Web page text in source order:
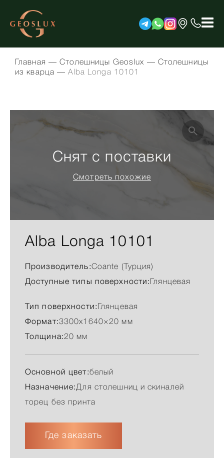
Главная —Столешницы Geoslux — Столешницы
из кварца —Alba Longa 10101
Снят с поставки
Смотреть похожие
Alba Longa 10101
Производитель:Сoante (Турция)
Доступные типы поверхности: Глянцевая
Тип поверхности: Глянцевая
Формат:3300x1640×20 мм
Толщина:20 мм
Основной цвет:белый
Назначение:Для столешниц и скиналей
торец без принта
Где заказать